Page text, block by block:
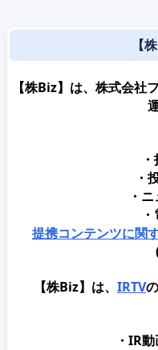
【
【株Biz】は、株式会社
・
・
提携コンテンツに関
【株Biz】は、 IRTV
・IR